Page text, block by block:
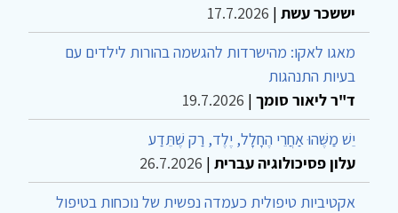
יששכר עשת |
17.7.2026
מאגו לאקו: מהישרדות להגשמה בהורות לילדים עם
בעיות התנהגות
ד"ר ליאור סומך |
19.7.2026
יֵשׁ מַשֶּׁהוּ אַחֲרֵי הֶחָלָל, יֶלֶד, רַק שֶׁתֵּדַע
עלון פסיכולוגיה עברית |
26.7.2026
אקטיביות טיפולית כעמדה נפשית של נוכחות בטיפול